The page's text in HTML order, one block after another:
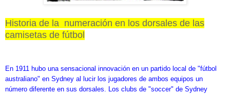
Historia de la numeración en los dorsales de las
camisetas de fútbol
En 1911 hubo una sensacional innovación en un partido local de "fútbol
australiano" en Sydney al lucir los jugadores de ambos equipos un
número diferente en sus dorsales. Los clubs de "soccer" de Sydney